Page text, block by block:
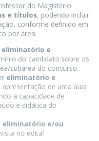
do Magistério
e títulos, podendo incluir
conforme definido em
por área:
eliminatório e
do candidato sobre os
subárea do concurso.
eliminatório e
apresentação de uma aula
a capacidade de
e didática do
eliminatório e/ou
no edital